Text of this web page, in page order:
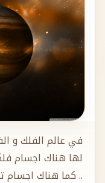
في عالم الفلك و
لها هناك اجسام
.. كما هناك اجسام